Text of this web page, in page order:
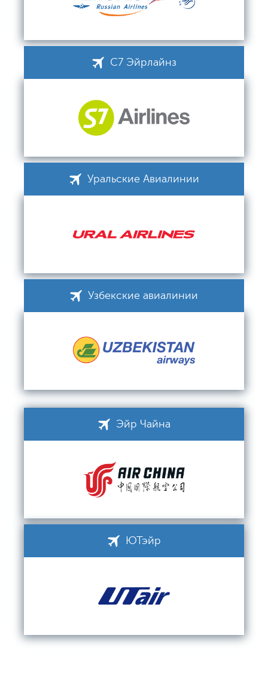
С7 Эйрлайнз
Уральские Авиалинии
Узбекские авиалинии
Эйр Чайна
ЮТэйр